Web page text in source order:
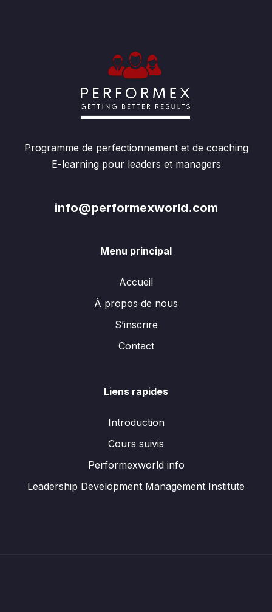
Programme de perfectionnement et de coaching
E-learning pour leaders et managers
info@performexworld.com
Menu principal
Accueil
À propos de nous
S’inscrire
Contact
Liens rapides
Introduction
Cours suivis
Performexworld info
Leadership Development Management Institute